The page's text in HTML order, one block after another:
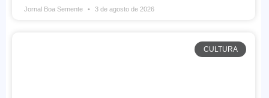
Jornal Boa Semente 3 de agosto de 2026
CULTURA